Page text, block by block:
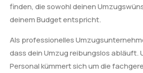
finden, die sowohl deinen
deinem Budget entspricht.
Als professionelles
dass dein Umzug reibungslos abläuft.
Personal kümmert sich um die